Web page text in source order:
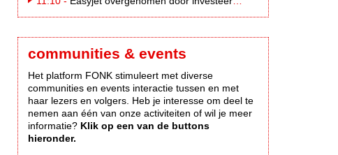
communities & events
Het platform FONK stimuleert met diverse
communities en events interactie tussen en met
haar lezers en volgers. Heb je interesse om deel te
nemen aan één van onze activiteiten of wil je meer
informatie? Klik op een van de buttons
hieronder.